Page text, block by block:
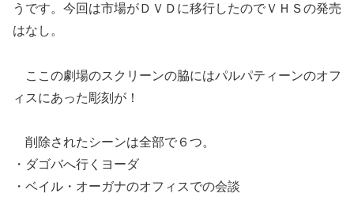
うです。今回は市場がＤＶＤに移行したのでＶＨＳの発売
はなし。
ここの劇場のスクリーンの脇にはパルパティーンのオフ
ィスにあった彫刻が！
削除されたシーンは全部で６つ。
・ダゴバへ行くヨーダ
・ベイル・オーガナのオフィスでの会談